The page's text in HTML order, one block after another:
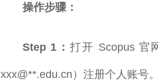
操作步骤：
Step 1： 打开 Scopus 官
xxx@**.edu.cn）注册个人账号。